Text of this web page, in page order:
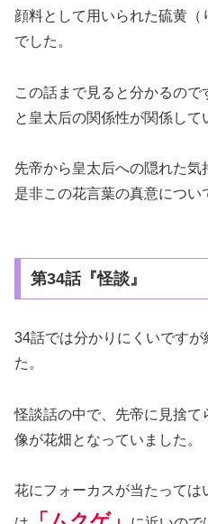
顔料として用いられた硫黄
でした。
この話まで見ると分かるの
と皇太后の関係性が関係して
先帝から皇太后への隠れた気
是非この花言葉の真意につい
第34話『怪談』
34話では分かりにくいです
た。
怪談話の中で、先帝に見捨
像が花畑となっていました。
花にフォーカスが当たって